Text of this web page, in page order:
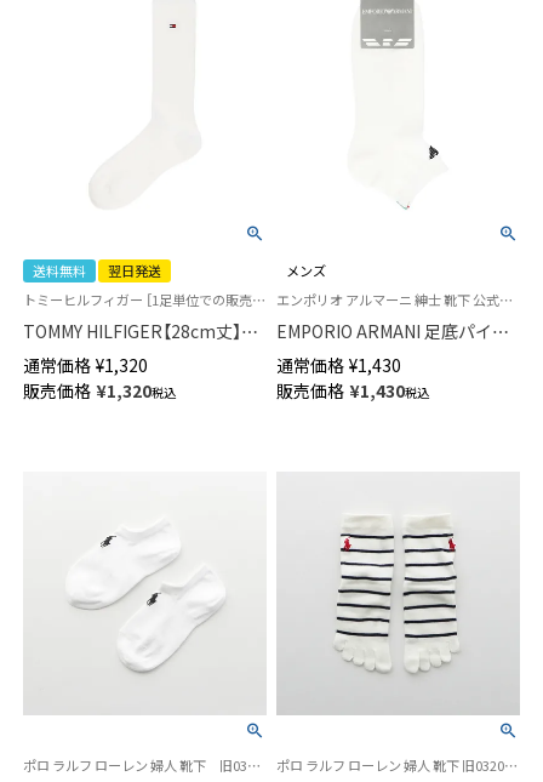
送料無料
翌日発送
トミーヒルフィガー ［1足単位での販売です］ 学校 制服 靴下
TOMMY HILFIGER【28cm丈】ス
クールソックス ワンポイント
両面刺繍 レディース ハイソッ
クス 【365日最短翌日発送】
通常価格 ¥1,320
販売価格 ¥1,320税込
メンズ
エンポリオ アルマーニ 紳士 靴下 公式ショップ
EMPORIO ARMANI 足底パイル
綿混 ロゴ刺繍 ショート丈 ソッ
クス メンズ 02322200
通常価格 ¥1,430
販売価格 ¥1,430税込
ポロ ラルフ ローレン 婦人 靴下 旧03207893 ポロ ラルフ ローレン 婦人 靴下 旧03207953